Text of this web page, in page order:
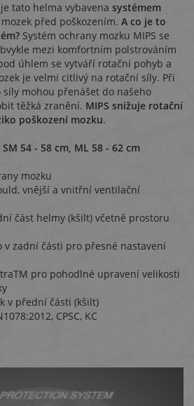
tato helma vybavena systémem
před poškozením. A co je to
Systém ochrany mozku MIPS se
mezi komfortním polstrováním
úhlem se vytváří rotační pohyb a
je velmi citlivý na rotační síly. Při
mohou přenášet do našeho
těžká zranění. MIPS snižuje rotační
poškození mozku.
54 - 58 cm, ML 58 - 62 cm
mozku
vnější a vnitřní ventilační
část helmy (kšilt) včetně prostoru
v zadní části pro přesné nastavení
pro pohodlné upravení velikosti
v přední části (kšilt)
CPSC, KC